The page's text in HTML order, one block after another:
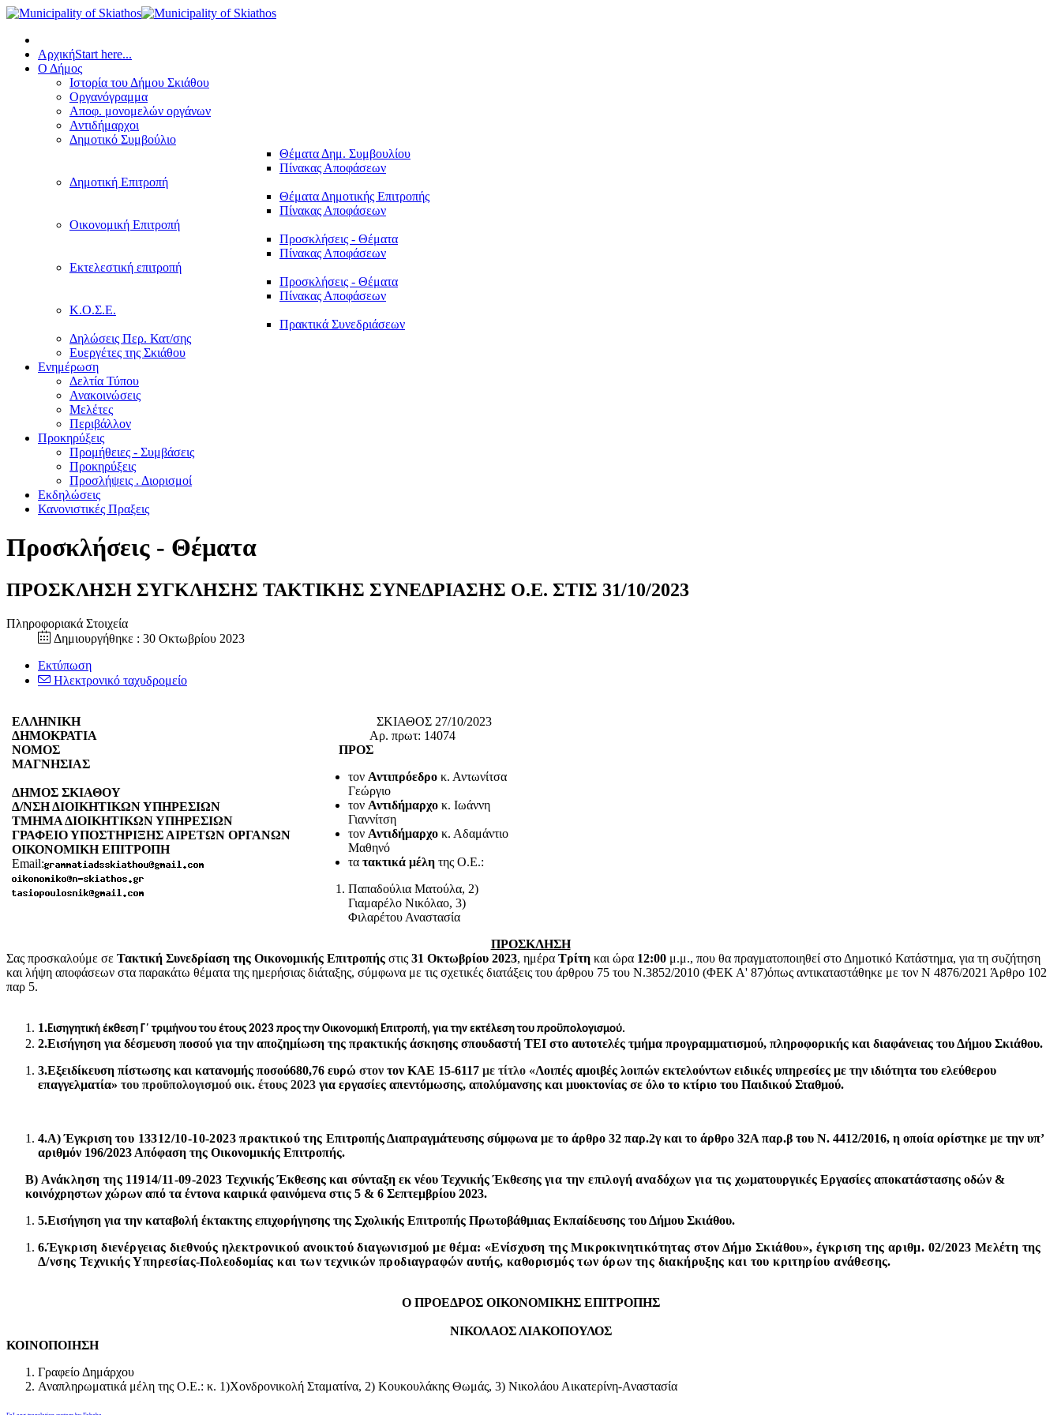
ΑρχικήStart here...
Ο Δήμος
Ιστορία του Δήμου Σκιάθου
Οργανόγραμμα
Αποφ. μονομελών οργάνων
Αντιδήμαρχοι
Δημοτικό Συμβούλιο
Θέματα Δημ. Συμβουλίου
Πίνακας Αποφάσεων
Δημοτική Επιτροπή
Θέματα Δημοτικής Επιτροπής
Πίνακας Αποφάσεων
Οικονομική Επιτροπή
Προσκλήσεις - Θέματα
Πίνακας Αποφάσεων
Εκτελεστική επιτροπή
Προσκλήσεις - Θέματα
Πίνακας Αποφάσεων
Κ.Ο.Σ.Ε.
Πρακτικά Συνεδριάσεων
Δηλώσεις Περ. Κατ/σης
Ευεργέτες της Σκιάθου
Ενημέρωση
Δελτία Τύπου
Ανακοινώσεις
Μελέτες
Περιβάλλον
Προκηρύξεις
Προμήθειες - Συμβάσεις
Προκηρύξεις
Προσλήψεις . Διορισμοί
Εκδηλώσεις
Κανονιστικές Πραξεις
Προσκλήσεις - Θέματα
ΠΡΟΣΚΛΗΣΗ ΣΥΓΚΛΗΣΗΣ ΤΑΚΤΙΚΗΣ ΣΥΝΕΔΡΙΑΣΗΣ Ο.Ε. ΣΤΙΣ 31/10/2023
Πληροφοριακά Στοιχεία
Δημιουργήθηκε : 30 Οκτωβρίου 2023
Εκτύπωση
Ηλεκτρονικό ταχυδρομείο
ΕΛΛΗΝΙΚΗ
ΔΗΜΟΚΡΑΤΙΑ
ΝΟΜOΣ
ΜΑΓΝΗΣΙΑΣ
ΔΗΜΟΣ ΣΚΙΑΘΟΥ
Δ/ΝΣΗ ΔΙΟΙΚΗΤΙΚΩΝ ΥΠΗΡΕΣΙΩΝ
ΤΜΗΜΑ ΔΙΟΙΚΗΤΙΚΩΝ ΥΠΗΡΕΣΙΩΝ
ΓΡΑΦΕΙΟ ΥΠΟΣΤΗΡΙΞΗΣ ΑΙΡΕΤΩΝ ΟΡΓΑΝΩΝ
ΟΙΚΟΝΟΜΙΚΗ ΕΠΙΤΡΟΠΗ
Email:
ΣΚΙΑΘΟΣ 27/10/2023
Αρ. πρωτ: 14074
ΠΡΟΣ
τον Αντιπρόεδροκ. Αντωνίτσα
Γεώργιο
τον Αντιδήμαρχοκ. Ιωάννη
Γιαννίτση
τον Αντιδήμαρχοκ. Αδαμάντιο
Μαθηνό
τατακτικά μέλη της Ο.Ε.:
Παπαδούλια Ματούλα, 2)
Γιαμαρέλο Νικόλαο, 3)
Φιλαρέτου Αναστασία
ΠΡΟΣΚΛΗΣΗ
Σας προσκαλούμε σε Τακτική Συνεδρίαση της Οικονομικής Επιτροπής στις 31 Οκτωβρίου 2023, ημέρα Τρίτη και ώρα 12:00 μ.μ., που θα πραγματοποιηθεί στο Δημοτικό Κατάστημα, για τη συζήτηση
και λήψη αποφάσεων στα παρακάτω θέματα της ημερήσιας διάταξης, σύμφωνα με τις σχετικές διατάξεις του άρθρου 75 του Ν.3852/2010 (ΦΕΚ Α' 87)όπως αντικαταστάθηκε με τον Ν 4876/2021 Άρθρο 102
παρ 5.
1.Εισηγητική έκθεση Γ΄ τριμήνου του έτους 2023 προς την Οικονομική Επιτροπή, για την εκτέλεση του προϋπολογισμού.
2.Εισήγηση για δέσμευση ποσού για την αποζημίωση της πρακτικής άσκησης σπουδαστή ΤΕΙ στο αυτοτελές τμήμα προγραμματισμού, πληροφορικής και διαφάνειας του Δήμου Σκιάθου.
3.Εξειδίκευση πίστωσης και κατανομής ποσού680,76 ευρώ στον τον ΚΑΕ 15-6117 με τίτλο «Λοιπές αμοιβές λοιπών εκτελούντων ειδικές υπηρεσίες με την ιδιότητα του ελεύθερου
επαγγελματία» του προϋπολογισμού οικ. έτους 2023 για εργασίες απεντόμωσης, απολύμανσης και μυοκτονίας σε όλο το κτίριο του Παιδικού Σταθμού.
4.Α) Έγκριση του 13312/10-10-2023 πρακτικού της Επιτροπής Διαπραγμάτευσης σύμφωνα με το άρθρο 32 παρ.2γ και το άρθρο 32Α παρ.β του Ν. 4412/2016, η οποία ορίστηκε με την υπ’
αριθμόν 196/2023 Απόφαση της Οικονομικής Επιτροπής.
Β) Ανάκληση της 11914/11-09-2023Τεχνικής Έκθεσης και σύνταξη εκ νέου Τεχνικής Έκθεσης για την επιλογή αναδόχων για τιςχωματουργικές Εργασίες αποκατάστασης οδών &
κοινόχρηστων χώρων από τα έντονα καιρικά φαινόμενα στις 5 & 6 Σεπτεμβρίου 2023.
5.Εισήγηση για την καταβολή έκτακτης επιχορήγησης της Σχολικής Επιτροπής Πρωτοβάθμιας Εκπαίδευσης του Δήμου Σκιάθου.
6.Έγκριση διενέργειας διεθνούς ηλεκτρονικού ανοικτού διαγωνισμού με θέμα: «Ενίσχυση της Μικροκινητικότητας στον Δήμο Σκιάθου», έγκριση της αριθμ. 02/2023 Μελέτη της
Δ/νσης Τεχνικής Υπηρεσίας-Πολεοδομίας και των τεχνικών προδιαγραφών αυτής, καθορισμός των όρων της διακήρυξης και του κριτηρίου ανάθεσης.
Ο ΠΡΟΕΔΡΟΣ ΟΙΚΟΝΟΜΙΚΗΣ ΕΠΙΤΡΟΠΗΣ
ΝΙΚΟΛΑΟΣ ΛΙΑΚΟΠΟΥΛΟΣ
ΚΟΙΝΟΠΟΙΗΣΗ
Γραφείο Δημάρχου
Αναπληρωματικά μέλη της Ο.Ε.: κ. 1)Χονδρονικολή Σταματίνα, 2) Κουκουλάκης Θωμάς, 3) Νικολάου Αικατερίνη-Αναστασία